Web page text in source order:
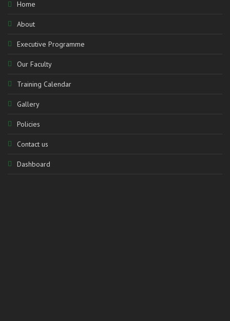
Home
About
Executive Programme
Our Faculty
Training Calendar
Gallery
Policies
Contact us
Dashboard